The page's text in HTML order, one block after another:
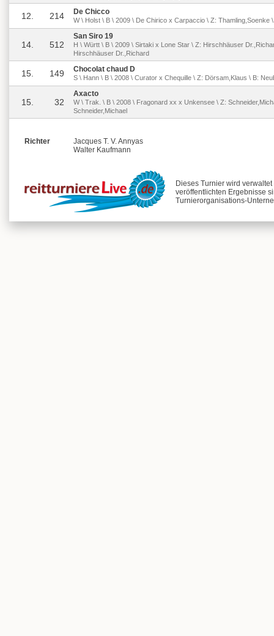
12. 214 De Chicco
W \ Holst \ B \ 2009 \ De Chirico x Carpaccio \ Z: Thamling,Soenke
14. 512
San Siro 19
H \ Württ \ B \ 2009 \ Sirtaki x Lone Star \ Z: Hirschhäuser
Hirschhäuser Dr.,Richard
15. 149 Chocolat chaud D
S \ Hann \ B \ 2008 \ Curator x Chequille \ Z: Dörsam,Klaus \ B:
15. 32
Axacto
W \ Trak. \ B \ 2008 \ Fragonard xx x Unkensee \ Z:
Schneider,Michael
Richter
Jacques T. V. Annyas
Walter Kaufmann
Dieses Turnier wird
veröffentlichten Ergebnisse
Turnierorganisations-